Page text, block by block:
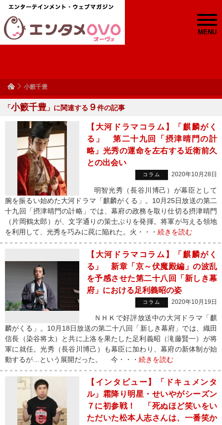
MENU
小籔千豊
「小籔千豊 」に関連する ９件の記事
【大河ドラマコラム】「麒麟がく
る」 第二十九回「摂津晴門の計
略」光秀の運命を左右する近衛前久
との出会い
コラム 2020年10月28日
明智光秀（長谷川博己）が幕臣として
腕を振るい始めた大河ドラマ「麒麟がくる」。10月25日放送の第二
十九回「摂津晴門の計略」では、幕府の政務を取り仕切る摂津晴門
（片岡鶴太郎）が、文字通りの策士ぶりを発揮。将軍が与える領地
を利用して、光秀を巧みに罠に陥れた。火・・・ 続きを読む
【大河ドラマコラム】「麒麟がく
る」 新章「京～伏魔殿編」の波乱
を予感させた第二十八回「新しき幕
府」における足利義昭の姿
コラム 2020年10月19日
ＮＨＫで好評放送中の大河ドラマ「麒
麟がくる」。10月18日放送の第二十八回「新しき幕府」では、織田
信長（染谷将太）と共に上洛を果たした足利義昭（滝藤賢一）が将
軍に就任。光秀（長谷川博己）も幕臣に加わり、幕府の新体制が始
動するが…という展開だった。 今・・・ 続きを読む
【インタビュー】「ドキュメンタ
ル」霜降り明星・せいやがシーズン
７に初参戦！ 「死ぬほど笑いをい
ただいた松本人志さんは、一番笑か